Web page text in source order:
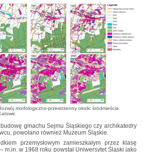
morfologiczno-przestrzenny okolic śródmieścia
gmachu Sejmu Śląskiego czy archikatedry
powołano również Muzeum Śląskie.
przemysłowym zamieszkałym przez klasę
m.in. w 1968 roku powstał Uniwersytet Śląski jako